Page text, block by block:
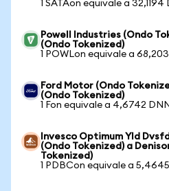
1 SATAon equivale a 32,1194
Powell Industries (Ondo
(Ondo Tokenized)
1 POWLon equivale a
Ford Motor (Ondo
(Ondo Tokenized)
1 Fon equivale a 4,6742
Invesco Optimum Yld
(Ondo Tokenized) a
Tokenized)
1 PDBCon equivale a